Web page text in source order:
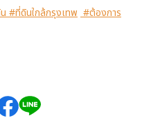
#ที่ดินใกล้กรุงเทพ #ต้องการ